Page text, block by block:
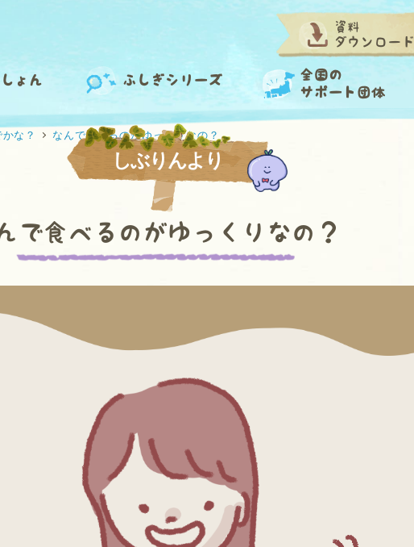
資料
ダウンロード
ょん ふしぎシリーズ
全国の
サポート団体
な？ なんで食べるのがゆっくりなの？
で食べるのがゆっくりなの？
しぶりんより